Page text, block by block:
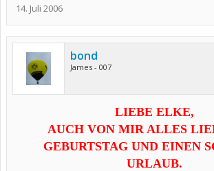
14. Juli 2006
bond
James - 007
LIEBE ELKE,
AUCH VON MIR ALLES
GEBURTSTAG UND EINEN
URLAUB.